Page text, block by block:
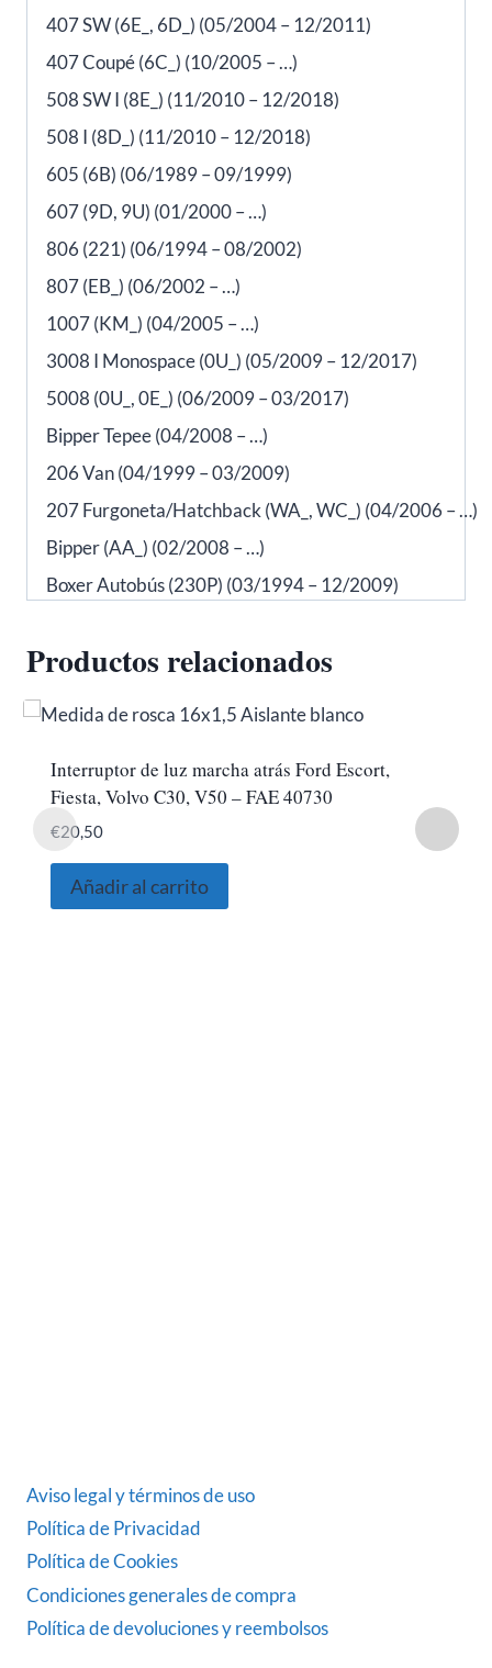
407 SW (6E_, 6D_) (05/2004 – 12/2011)
407 Coupé (6C_) (10/2005 – …)
508 SW I (8E_) (11/2010 – 12/2018)
508 I (8D_) (11/2010 – 12/2018)
605 (6B) (06/1989 – 09/1999)
607 (9D, 9U) (01/2000 – …)
806 (221) (06/1994 – 08/2002)
807 (EB_) (06/2002 – …)
1007 (KM_) (04/2005 – …)
3008 I Monospace (0U_) (05/2009 – 12/2017)
5008 (0U_, 0E_) (06/2009 – 03/2017)
Bipper Tepee (04/2008 – …)
206 Van (04/1999 – 03/2009)
207 Furgoneta/Hatchback (WA_, WC_) (04/2006 – …)
Bipper (AA_) (02/2008 – …)
Boxer Autobús (230P) (03/1994 – 12/2009)
Productos relacionados
Interruptor de luz marcha atrás Ford Escort,
Fiesta, Volvo C30, V50 – FAE 40730
€20,50
Añadir al carrito
Aviso legal y términos de uso
Política de Privacidad
Política de Cookies
Condiciones generales de compra
Política de devoluciones y reembolsos